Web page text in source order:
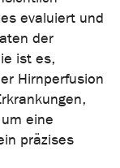
evaluiert und
der
ist es,
Hirnperfusion
eine
präzises